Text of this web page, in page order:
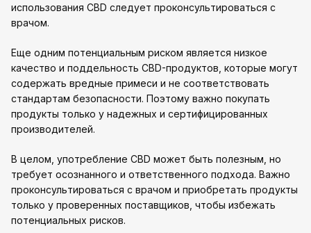
использования CBD следует проконсультироваться с
врачом.
Еще одним потенциальным риском является низкое
качество и поддельность CBD-продуктов, которые могут
содержать вредные примеси и не соответствовать
стандартам безопасности. Поэтому важно покупать
продукты только у надежных и сертифицированных
производителей.
В целом, употребление CBD может быть полезным, но
требует осознанного и ответственного подхода. Важно
проконсультироваться с врачом и приобретать продукты
только у проверенных поставщиков, чтобы избежать
потенциальных рисков.